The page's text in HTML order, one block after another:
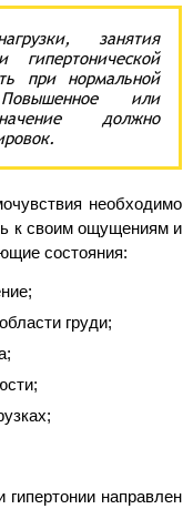
занятия
при нормальной
или
должно
необходимо
к своим ощущениям и
состояния:
груди;
направлен